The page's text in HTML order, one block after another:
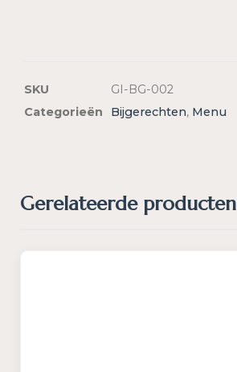
SKU
GI-BG-002
Categorieën
Bijgerechten, Menu
Gerelateerde producten